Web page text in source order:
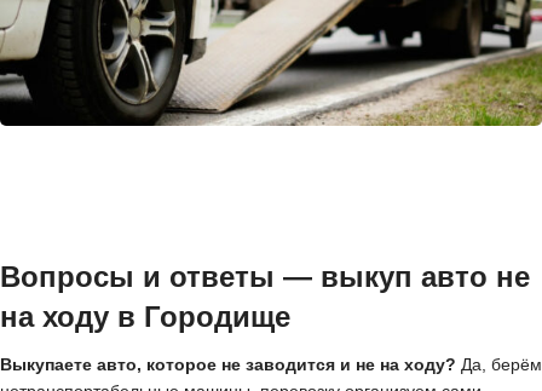
Вопросы и ответы — выкуп авто не
на ходу в Городище
Выкупаете авто, которое не заводится и не на ходу? Да, берём